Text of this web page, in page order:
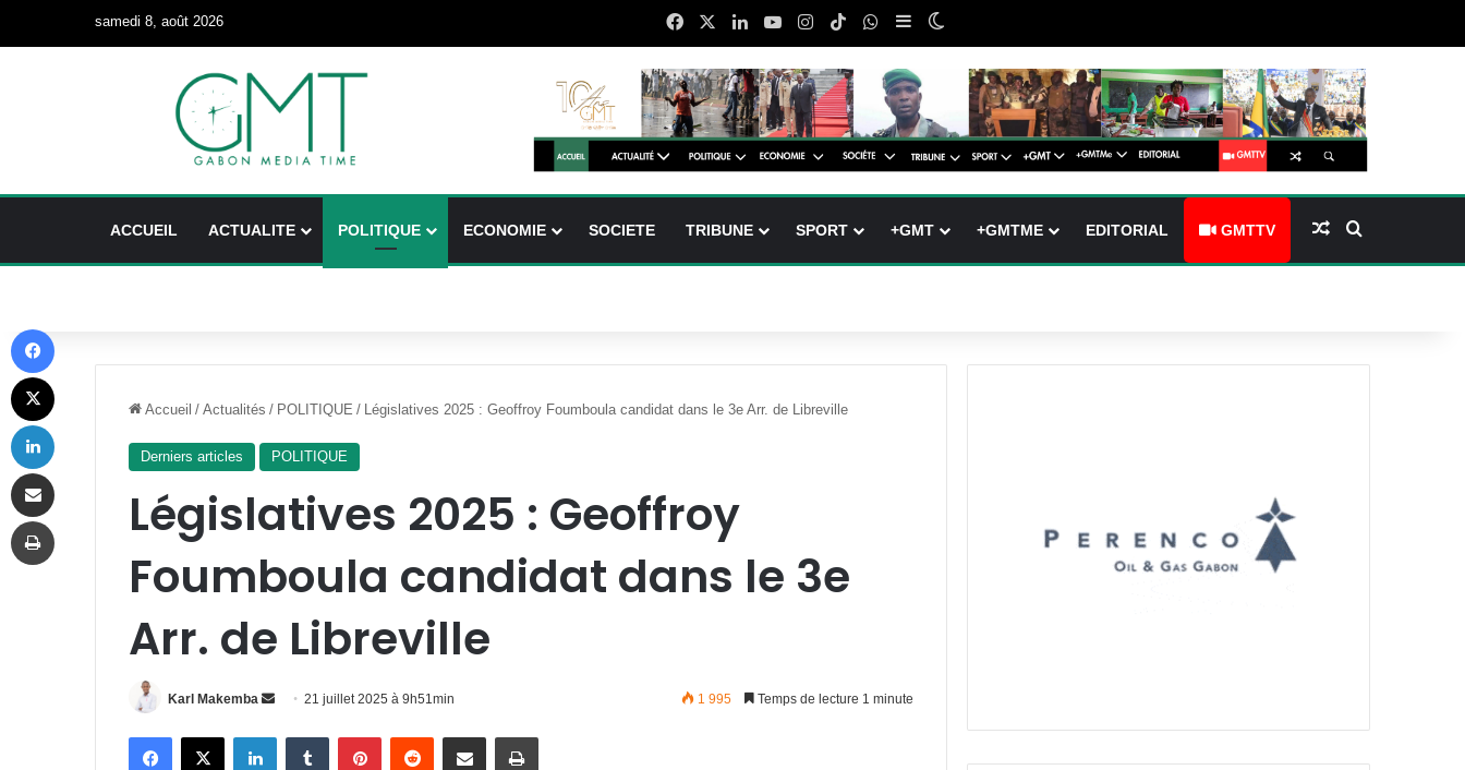
samedi 8, août 2026 FacebookLinkedinYouTubeInstagram
TikTokWhatsApp
Sidebar (barre latérale)
Switch skin
ACCUEIL ACTUALITE POLITIQUE ECONOMIE SOCIETE TRIBUNE SPORT +GMT +GMTME EDITORIAL GMTTV Article Aléatoire
Accueil / Actualités / POLITIQUE / Législatives 2025 : Geoffroy Foumboula candidat dans le 3e Arr. de Libreville
Derniers articles POLITIQUE
Législatives 2025 : Geoffroy
Foumboula candidat dans le 3e
Arr. de Libreville
Karl Makemba
Envoyer
courriel
21 juillet 2025 à 9h51min 1 995 Temps de lecture 1 minute
FacebookX LinkedinTumblr PinterestReddit Partager par email Imprimer